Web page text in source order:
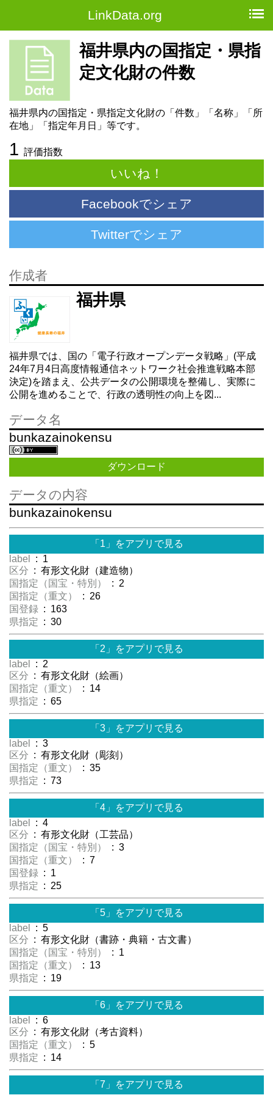
LinkData.org
福井県内の国指定・県指
定文化財の件数
福井県内の国指定・県指定文化財の「件数」「名称」「所
在地」「指定年月日」等です。
1 評価指数
いいね！
Facebookでシェア
Twitterでシェア
作成者
福井県
福井県では、国の「電子行政オープンデータ戦略」(平成
24年7月4日高度情報通信ネットワーク社会推進戦略本部
決定)を踏まえ、公共データの公開環境を整備し、実際に
公開を進めることで、行政の透明性の向上を図...
データ名
bunkazainokensu
ダウンロード
データの内容
bunkazainokensu
「1」をアプリで見る
label
: 1
区分 : 有形文化財（建造物）
国指定（国宝・特別）
: 2
国指定（重文）
: 26
国登録 : 163
県指定 : 30
「2」をアプリで見る
label
: 2
区分 : 有形文化財（絵画）
国指定（重文）
: 14
県指定 : 65
「3」をアプリで見る
label
: 3
区分 : 有形文化財（彫刻）
国指定（重文）
: 35
県指定 : 73
「4」をアプリで見る
label
: 4
区分 : 有形文化財（工芸品）
国指定（国宝・特別）
: 3
国指定（重文）
: 7
国登録 : 1
県指定 : 25
「5」をアプリで見る
label
: 5
区分 : 有形文化財（書跡・典籍・古文書）
国指定（国宝・特別）
: 1
国指定（重文）
: 13
県指定 : 19
「6」をアプリで見る
label
: 6
区分 : 有形文化財（考古資料）
国指定（重文）
: 5
県指定 : 14
「7」をアプリで見る